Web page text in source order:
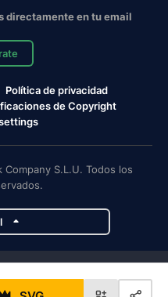
directamente en tu email
Política de privacidad
de Copyright
S.L.U. Todos los